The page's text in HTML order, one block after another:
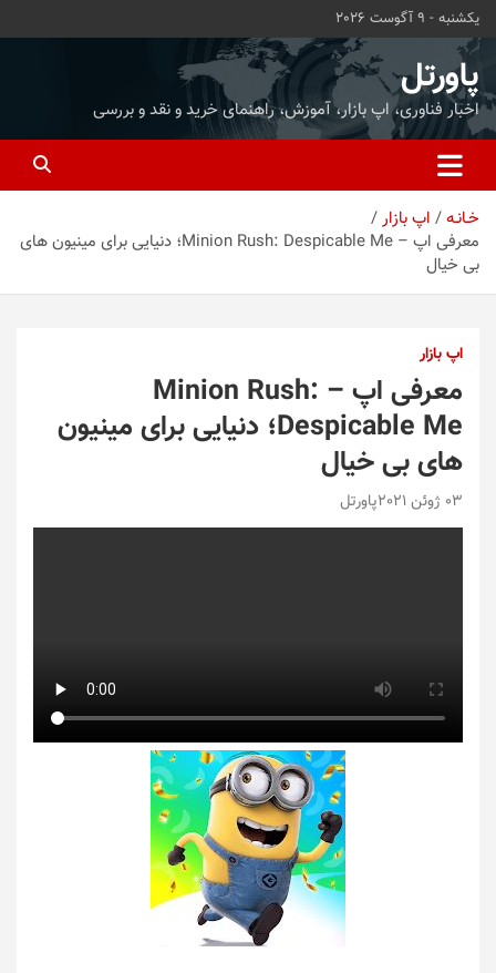
محتوا
بروید
یکشنبه - 9 آگوست 2026
پاورتل
اخبار فناوری، اپ بازار، آموزش، راهنمای خرید و نقد و بررسی
خـانـه
اپ بازار
معرفی اپ – Minion Rush: Despicable Me؛ دنیایی برای مینیون های
بی خیال
اپ بازار
معرفی اپ – Minion Rush:
Despicable Me؛ دنیایی برای مینیون
های بی خیال
03 ژوئن 2021 پاورتل